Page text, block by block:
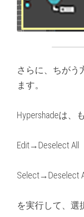
さらに、ちがう
ます。
Hypershadeは、
Edit→Deselect All
Select→Deselect
を実行して、選